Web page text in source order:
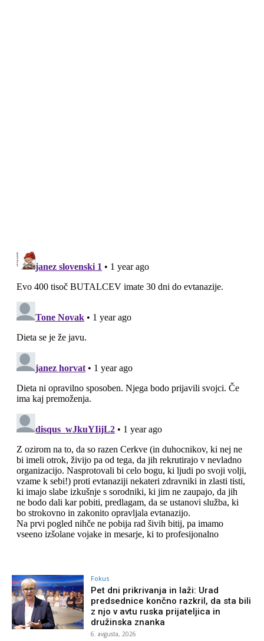
Fokus
Pet dni prikrivanja in laži: Urad
predsednice končno razkril, da sta bili
z njo v avtu ruska prijateljica in
družinska znanka
6. avgusta, 2026